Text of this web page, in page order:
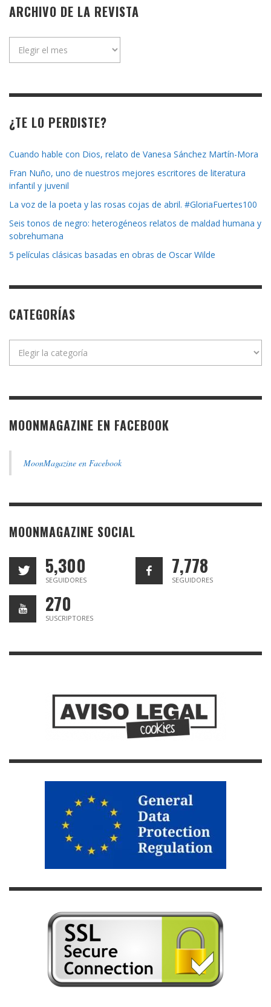
ARCHIVO DE LA REVISTA
¿TE LO PERDISTE?
Cuando hable con Dios, relato de Vanesa Sánchez Martín-Mora
Fran Nuño, uno de nuestros mejores escritores de literatura
infantil y juvenil
La voz de la poeta y las rosas cojas de abril. #GloriaFuertes100
Seis tonos de negro: heterogéneos relatos de maldad humana y
sobrehumana
5 películas clásicas basadas en obras de Oscar Wilde
CATEGORÍAS
MOONMAGAZINE EN FACEBOOK
MoonMagazine en Facebook
MOONMAGAZINE SOCIAL
5,300
SEGUIDORES
7,778
SEGUIDORES
270
SUSCRIPTORES